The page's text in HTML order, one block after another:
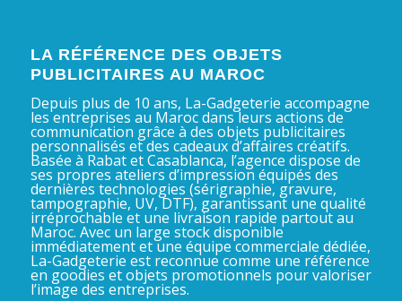
LA RÉFÉRENCE DES OBJETS
PUBLICITAIRES AU MAROC
Depuis plus de 10 ans, La-Gadgeterie accompagne
les entreprises au Maroc dans leurs actions de
communication grâce à des objets publicitaires
personnalisés et des cadeaux d’affaires créatifs.
Basée à Rabat et Casablanca, l’agence dispose de
ses propres ateliers d’impression équipés des
dernières technologies (sérigraphie, gravure,
tampographie, UV, DTF), garantissant une qualité
irréprochable et une livraison rapide partout au
Maroc. Avec un large stock disponible
immédiatement et une équipe commerciale dédiée,
La-Gadgeterie est reconnue comme une référence
en goodies et objets promotionnels pour valoriser
l’image des entreprises.